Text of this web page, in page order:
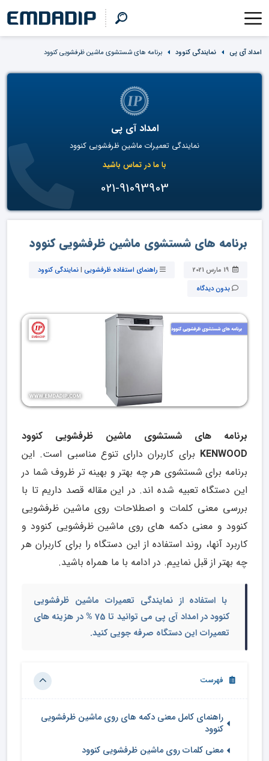
امداد آی پی نمایندگی کنوود برنامه های شستشوی ماشین ظرفشویی کنوود
امداد آی پی
نمایندگی تعمیرات ماشین ظرفشویی کنوود
با ما در تماس باشید
021-91093903
برنامه های شستشوی ماشین ظرفشویی کنوود
راهنمای استفاده ظرفشویی |نمایندگی کنوود
بدون دیدگاه
برنامه های شستشوی ماشین ظرفشویی کنوود
KENWOOD برای کاربران دارای تنوع مناسبی است. این
برنامه برای شستشوی هر چه بهتر و بهینه تر ظروف شما در
این دستگاه تعبیه شده اند. در این مقاله قصد داریم تا با
بررسی معنی کلمات و اصطلاحات روی ماشین ظرفشویی
کنوود و معنی دکمه های روی ماشین ظرفشویی کنوود و
کاربرد آنها، روند استفاده از این دستگاه را برای کاربران هر
چه بهتر از قبل نماییم. در ادامه با ما همراه باشید.
با استفاده از نمایندگی تعمیرات ماشین ظرفشویی
کنوود در امداد آی پی می توانید تا 75 % در هزینه های
تعمیرات این دستگاه صرفه جویی کنید.
فهرست
راهنمای کامل معنی دکمه های روی ماشین ظرفشویی
کنوود
معنی کلمات روی ماشین ظرفشویی کنوود